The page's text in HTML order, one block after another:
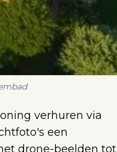
verhuren via
een
drone-beelden tot